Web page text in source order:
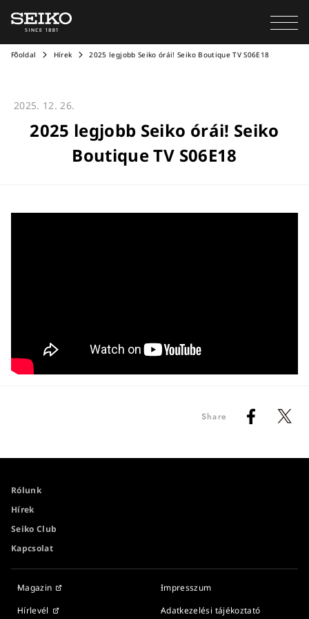
Főoldal Hírek 2025 legjobb Seiko órái! Seiko Boutique TV S06E18
2025. 12. 26.
2025 legjobb Seiko órái! Seiko
Boutique TV S06E18
Share
Rólunk
Hírek
Seiko Club
Kapcsolat
Magazin
Hírlevél
Impresszum
Adatkezelési tájékoztató